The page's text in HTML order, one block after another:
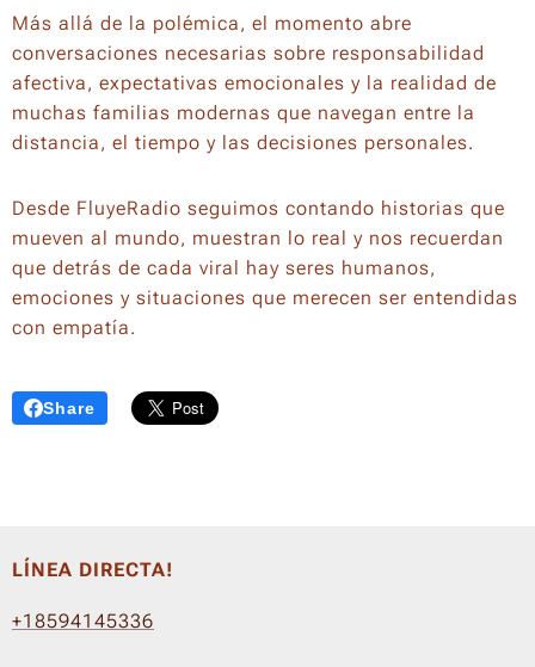
Más allá de la polémica, el momento abre
conversaciones necesarias sobre responsabilidad
afectiva, expectativas emocionales y la realidad de
muchas familias modernas que navegan entre la
distancia, el tiempo y las decisiones personales.
Desde FluyeRadio seguimos contando historias que
mueven al mundo, muestran lo real y nos recuerdan
que detrás de cada viral hay seres humanos,
emociones y situaciones que merecen ser entendidas
con empatía.
Share
LÍNEA DIRECTA!
+18594145336